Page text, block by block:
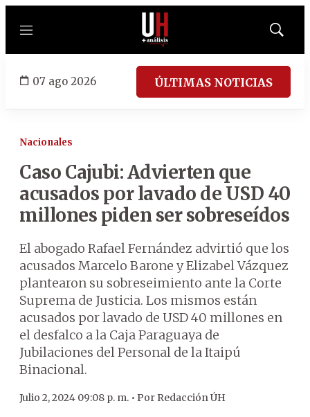
Menú
Mostrar
07 ago 2026 ÚLTIMAS NOTICIAS
Nacionales
Caso Cajubi: Advierten que
acusados por lavado de USD 40
millones piden ser sobreseídos
El abogado Rafael Fernández advirtió que los
acusados Marcelo Barone y Elizabel Vázquez
plantearon su sobreseimiento ante la Corte
Suprema de Justicia. Los mismos están
acusados por lavado de USD 40 millones en
el desfalco a la Caja Paraguaya de
Jubilaciones del Personal de la Itaipú
Binacional.
Julio 2, 2024 09:08 p. m. • Por Redacción ÚH